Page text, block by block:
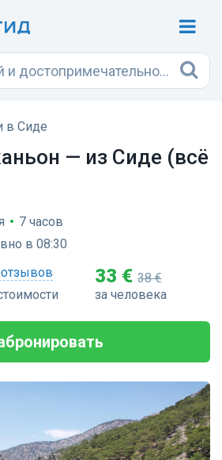
в Сиде
— из Сиде (всё
• 7 часов
в 08:30
33 € 38 €
за человека